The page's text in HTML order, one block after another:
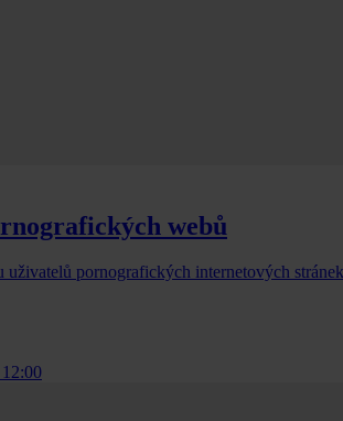
webů
uživatelů pornografických internetových